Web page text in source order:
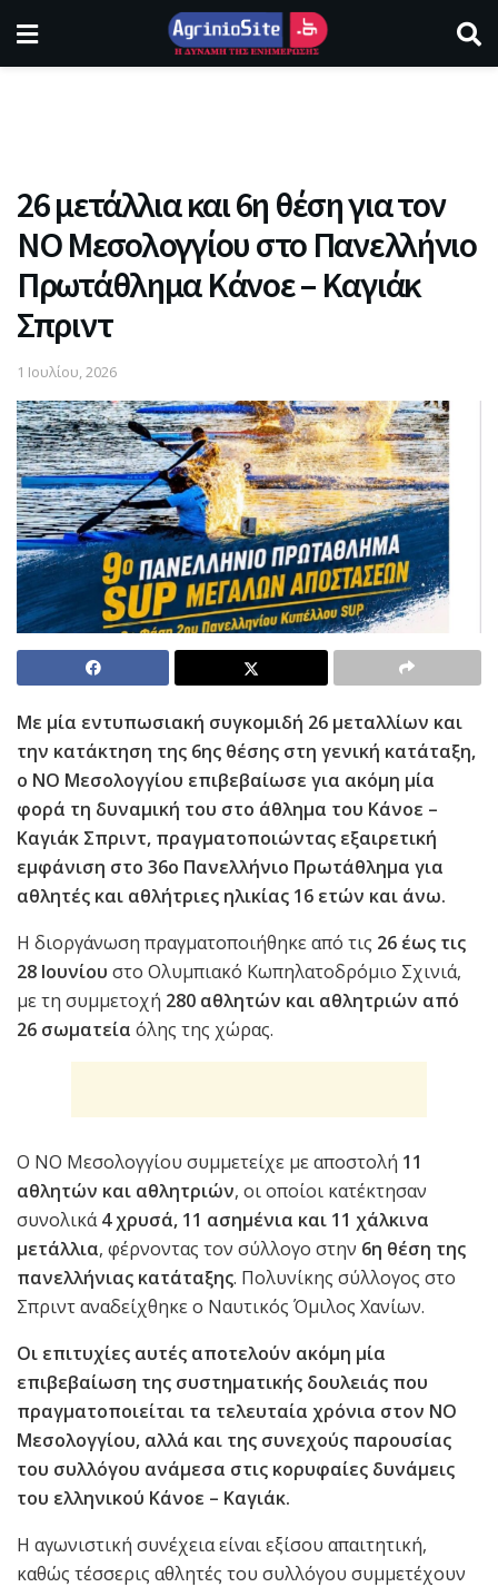
26 μετάλλια και 6η θέση για τον
ΝΟ Μεσολογγίου στο Πανελλήνιο
Πρωτάθλημα Κάνοε – Καγιάκ
Σπριντ
1 Ιουλίου, 2026
Με μία εντυπωσιακή συγκομιδή 26 μεταλλίων και
την κατάκτηση της 6ης θέσης στη γενική κατάταξη,
ο ΝΟ Μεσολογγίου επιβεβαίωσε για ακόμη μία
φορά τη δυναμική του στο άθλημα του Κάνοε –
Καγιάκ Σπριντ, πραγματοποιώντας εξαιρετική
εμφάνιση στο 36ο Πανελλήνιο Πρωτάθλημα για
αθλητές και αθλήτριες ηλικίας 16 ετών και άνω.
Η διοργάνωση πραγματοποιήθηκε από τις 26 έως τις
28 Ιουνίου στο Ολυμπιακό Κωπηλατοδρόμιο Σχινιά,
με τη συμμετοχή 280 αθλητών και αθλητριών από
26 σωματεία όλης της χώρας.
Ο ΝΟ Μεσολογγίου συμμετείχε με αποστολή 11
αθλητών και αθλητριών, οι οποίοι κατέκτησαν
συνολικά4 χρυσά, 11 ασημένια και 11 χάλκινα
μετάλλια, φέρνοντας τον σύλλογο στην 6η θέση της
πανελλήνιας κατάταξης. Πολυνίκης σύλλογος στο
Σπριντ αναδείχθηκε ο Ναυτικός Όμιλος Χανίων.
Οι επιτυχίες αυτές αποτελούν ακόμη μία
επιβεβαίωση της συστηματικής δουλειάς που
πραγματοποιείται τα τελευταία χρόνια στον ΝΟ
Μεσολογγίου, αλλά και της συνεχούς παρουσίας
του συλλόγου ανάμεσα στις κορυφαίες δυνάμεις
του ελληνικού Κάνοε – Καγιάκ.
Η αγωνιστική συνέχεια είναι εξίσου απαιτητική,
καθώς τέσσερις αθλητές του συλλόγου συμμετέχουν